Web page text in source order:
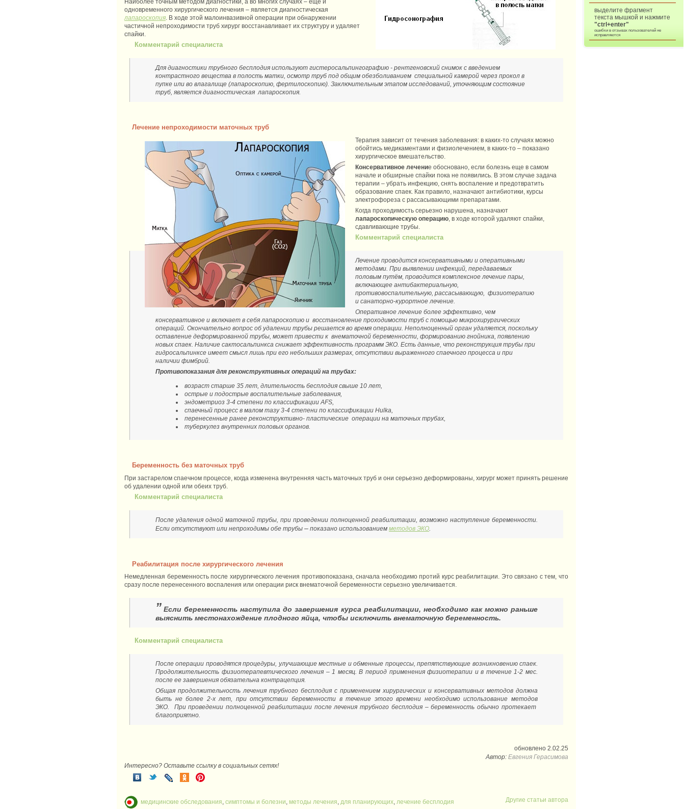
одновременного хирургического лечения – является диагностическая
лапароскопия . В ходе этой малоинвазивной операции при обнаружении
частичной непроходимости труб хирург восстанавливает их структуру и удаляет
спайки.
Комментарий специалиста
Для диагностики трубного бесплодия используют гистеросальпингографию - рентгеновский снимок с введением
контрастного вещества в полость матки, осмотр труб под общим обезболиванием специальной камерой через прокол в
пупке или во влагалище (лапароскопию, фертилоскопию). Заключительным этапом исследований, уточняющим состояние
труб, является диагностическая лапароскопия.
Лечение непроходимости маточных труб
Терапия зависит от течения заболевания: в каких-то случаях можно
обойтись медикаментами и физиолечением, в каких-то – показано
хирургическое вмешательство.
Консервативное лечение обосновано, если болезнь еще в самом
начале и обширные спайки пока не появились. В этом случае задача
терапии – убрать инфекцию, снять воспаление и предотвратить
образование спаек. Как правило, назначают антибиотики, курсы
электрофореза с рассасывающими препаратами.
Когда проходимость серьезно нарушена, назначают
лапароскопическую операцию, в ходе которой удаляют спайки,
сдавливающие трубы.
Комментарий специалиста
Лечение проводится консервативными и оперативными
методами. При выявлении инфекций, передаваемых
половым путём, проводится комплексное лечение пары,
включающее антибактериальную,
противовоспалительную, рассасывающую, физиотерапию
и санаторно-курортное лечение.
Оперативное лечение более эффективно, чем
консервативное и включает в себя лапароскопию и восстановление проходимости труб с помощью микрохирургических
операций. Окончательно вопрос об удалении трубы решается во время операции. Неполноценный орган удаляется, поскольку
оставление деформированной трубы, может привести к внематочной беременности, формированию гнойника, появлению
новых спаек. Наличие сактосальпинкса снижает эффективность программ ЭКО. Есть данные, что реконструкция трубы при
гидросальпинксе имеет смысл лишь при его небольших размерах, отсутствии выраженного спаечного процесса и при
наличии фимбрий.
Противопоказания для реконструктивных операций на трубах:
возраст старше 35 лет, длительность бесплодия свыше 10 лет,
острые и подострые воспалительные заболевания,
эндометриоз 3-4 степени по классификации AFS,
спаечный процесс в малом тазу 3-4 степени по классификации Hulka,
перенесенные ранее реконструктивно- пластические операции на маточных трубах,
туберкулез внутренних половых органов.
Беременность без маточных труб
При застарелом спаечном процессе, когда изменена внутренняя часть маточных труб и они серьезно деформированы, хирург может принять решение
об удалении одной или обеих труб.
Комментарий специалиста
После удаления одной маточной трубы, при проведении полноценной реабилитации, возможно наступление беременности.
Если отсутствуют или непроходимы обе трубы – показано использованием методов ЭКО.
Реабилитация после хирургического лечения
Немедленная беременность после хирургического лечения противопоказана, сначала необходимо протий курс реабилитации. Это связано с тем, что
сразу после перенесенного воспаления или операции риск внематочной беременности серьезно увеличивается.
” Если беременность наступила до завершения курса реабилитации, необходимо как можно раньше
выяснить местонахождение плодного яйца, чтобы исключить внематочную беременность.
Комментарий специалиста
После операции проводятся процедуры, улучшающие местные и обменные процессы, препятствующие возникновению спаек.
Продолжительность физиотерапевтического лечения – 1 месяц. В период применения физиотерапии и в течение 1-2 мес.
после ее завершения обязательна контрацепция.
Общая продолжительность лечения трубного бесплодия с применением хирургических и консервативных методов должна
быть не более 2-х лет, при отсутствии беременности в течение этого времени необходимо использование методов
ЭКО. При проведении полноценной реабилитации после лечения трубного бесплодия – беременность обычно протекает
благоприятно.
обновлено 2.02.25
Автор: Евгения Герасимова
Интересно? Оставьте ссылку в социальных сетях!
медицинские обследования, симптомы и болезни, методы лечения, для планирующих, лечение бесплодия Другие статьи автора
выделите фрагмент
текста мышкой и нажмите
"ctrl+enter"
ошибки в отзывах пользователей не
исправляются